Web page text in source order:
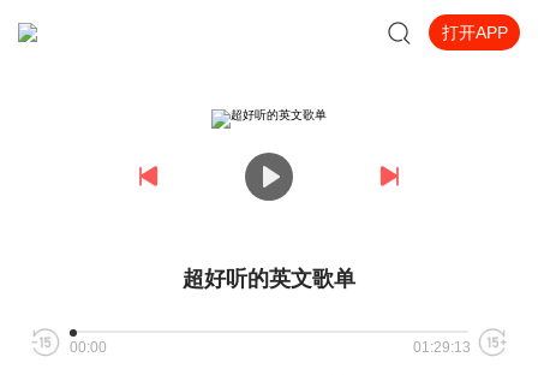
打开APP
超好听的英文歌单
00:00 01:29:13